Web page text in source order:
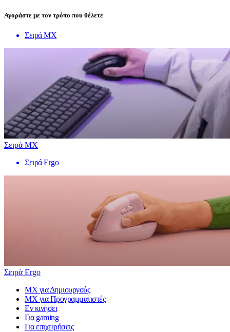
Αγοράστε με τον τρόπο που θέλετε
Σειρά MX
Σειρά MX
Σειρά Ergo
Σειρά Ergo
MX για Δημιουργούς
MX για Προγραμματιστές
Εν κινήσει
Για gaming
Για επιχειρήσεις